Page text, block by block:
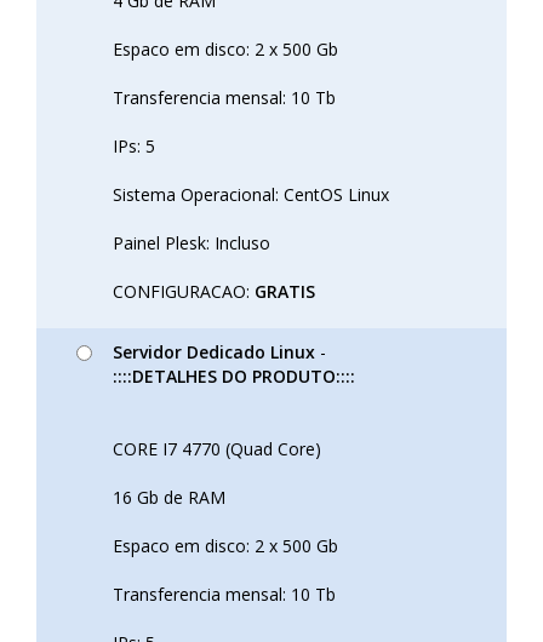
Espaco em disco: 2 x 500 Gb
Transferencia mensal: 10 Tb
IPs: 5
Sistema Operacional: CentOS Linux
Painel Plesk: Incluso
CONFIGURACAO: GRATIS
Servidor Dedicado Linux -
::::DETALHES DO PRODUTO::::
CORE I7 4770 (Quad Core)
16 Gb de RAM
Espaco em disco: 2 x 500 Gb
Transferencia mensal: 10 Tb